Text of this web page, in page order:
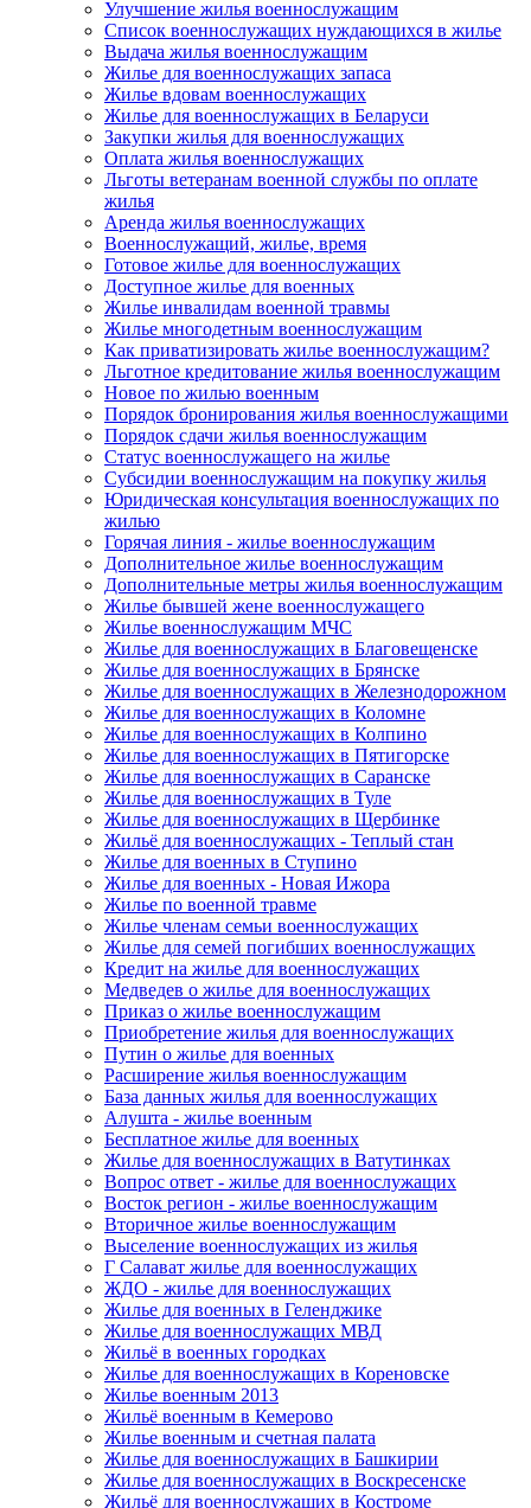
Улучшение жилья военнослужащим
Список военнослужащих нуждающихся в жилье
Выдача жилья военнослужащим
Жилье для военнослужащих запаса
Жилье вдовам военнослужащих
Жилье для военнослужащих в Беларуси
Закупки жилья для военнослужащих
Оплата жилья военнослужащих
Льготы ветеранам военной службы по оплате
жилья
Аренда жилья военнослужащих
Военнослужащий, жилье, время
Готовое жилье для военнослужащих
Доступное жилье для военных
Жилье инвалидам военной травмы
Жилье многодетным военнослужащим
Как приватизировать жилье военнослужащим?
Льготное кредитование жилья военнослужащим
Новое по жилью военным
Порядок бронирования жилья военнослужащими
Порядок сдачи жилья военнослужащим
Статус военнослужащего на жилье
Субсидии военнослужащим на покупку жилья
Юридическая консультация военнослужащих по
жилью
Горячая линия - жилье военнослужащим
Дополнительное жилье военнослужащим
Дополнительные метры жилья военнослужащим
Жилье бывшей жене военнослужащего
Жилье военнослужащим МЧС
Жилье для военнослужащих в Благовещенске
Жилье для военнослужащих в Брянске
Жилье для военнослужащих в Железнодорожном
Жилье для военнослужащих в Коломне
Жилье для военнослужащих в Колпино
Жилье для военнослужащих в Пятигорске
Жилье для военнослужащих в Саранске
Жилье для военнослужащих в Туле
Жилье для военнослужащих в Щербинке
Жильё для военнослужащих - Теплый стан
Жилье для военных в Ступино
Жилье для военных - Новая Ижора
Жилье по военной травме
Жилье членам семьи военнослужащих
Жилье для семей погибших военнослужащих
Кредит на жилье для военнослужащих
Медведев о жилье для военнослужащих
Приказ о жилье военнослужащим
Приобретение жилья для военнослужащих
Путин о жилье для военных
Расширение жилья военнослужащим
База данных жилья для военнослужащих
Алушта - жилье военным
Бесплатное жилье для военных
Жилье для военнослужащих в Ватутинках
Вопрос ответ - жилье для военнослужащих
Восток регион - жилье военнослужащим
Вторичное жилье военнослужащим
Выселение военнослужащих из жилья
Г Салават жилье для военнослужащих
ЖДО - жилье для военнослужащих
Жилье для военных в Геленджике
Жилье для военнослужащих МВД
Жильё в военных городках
Жилье для военнослужащих в Кореновске
Жилье военным 2013
Жильё военным в Кемерово
Жилье военным и счетная палата
Жилье для военнослужащих в Башкирии
Жилье для военнослужащих в Воскресенске
Жильё для военнослужащих в Костроме